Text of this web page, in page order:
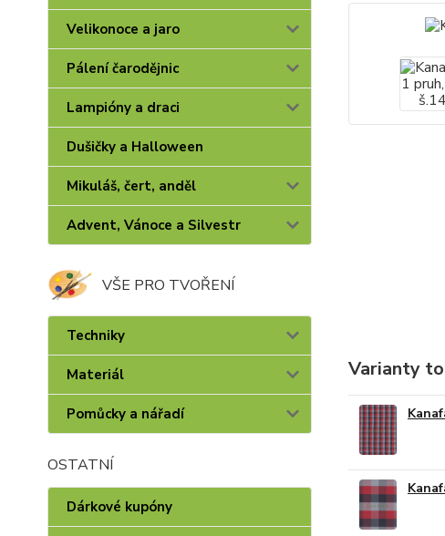
Velikonoce a jaro
Pálení čarodějnic
Lampióny a draci
Dušičky a Halloween
Mikuláš, čert, anděl
Advent, Vánoce a Silvestr
VŠE PRO TVOŘENÍ
Techniky
Materiál
Pomůcky a nářadí
OSTATNÍ
Dárkové kupóny
Varianty